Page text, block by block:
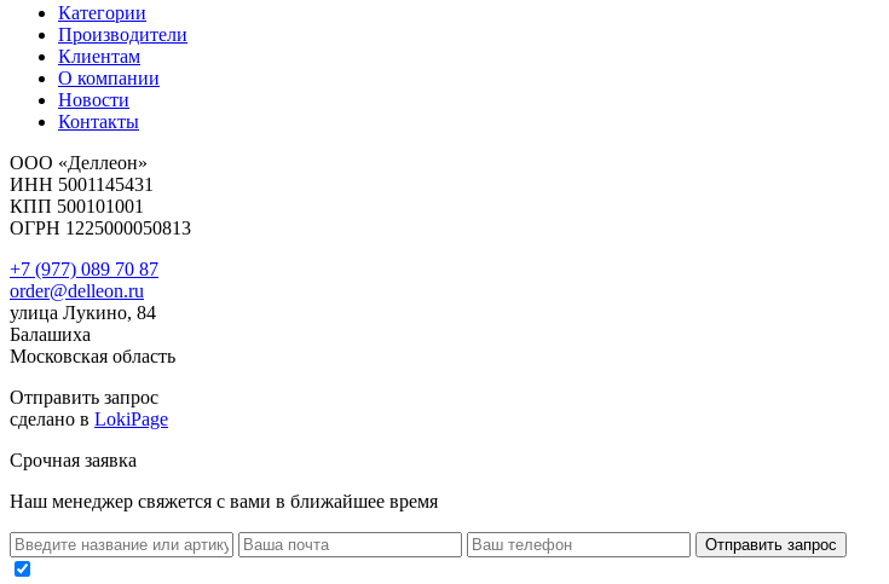
Категории
Производители
Клиентам
О компании
Новости
Контакты
ООО «Деллеон»
ИНН 5001145431
КПП 500101001
ОГРН 1225000050813
+7 (977) 089 70 87
order@delleon.ru
улица Лукино, 84
Балашиха
Московская область
Отправить запрос
сделано в LokiPage
Срочная заявка
Наш менеджер свяжется с вами в ближайшее время